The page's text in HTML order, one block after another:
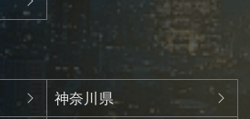
神奈川県